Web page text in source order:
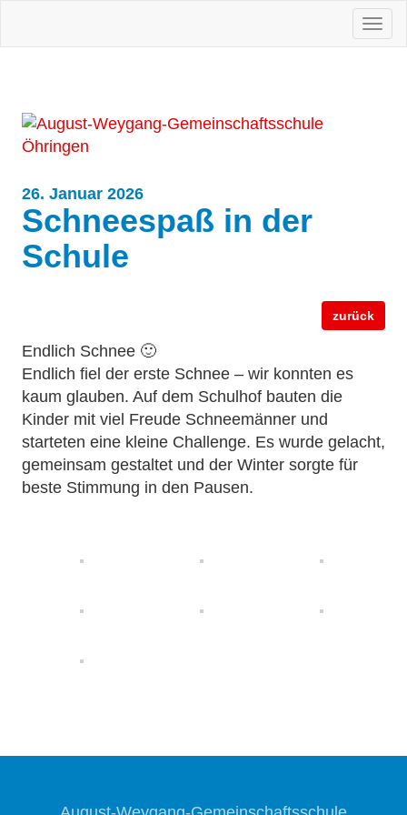
26. Januar 2026
Schneespaß in der
Schule
zurück
Endlich Schnee 🙂
Endlich fiel der erste Schnee – wir konnten es
kaum glauben. Auf dem Schulhof bauten die
Kinder mit viel Freude Schneemänner und
starteten eine kleine Challenge. Es wurde gelacht,
gemeinsam gestaltet und der Winter sorgte für
beste Stimmung in den Pausen.